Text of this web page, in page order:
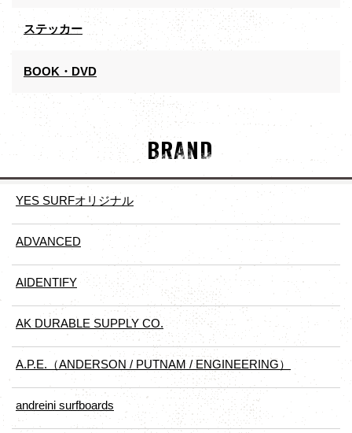
ステッカー
BOOK・DVD
BRAND
YES SURFオリジナル
ADVANCED
AIDENTIFY
AK DURABLE SUPPLY CO.
A.P.E.（ANDERSON / PUTNAM / ENGINEERING）
andreini surfboards